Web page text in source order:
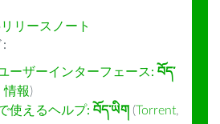
リースノート
:
ーザーインターフェース: བོད་
情報)
使えるヘルプ: བོད་ཡིག (Torrent,